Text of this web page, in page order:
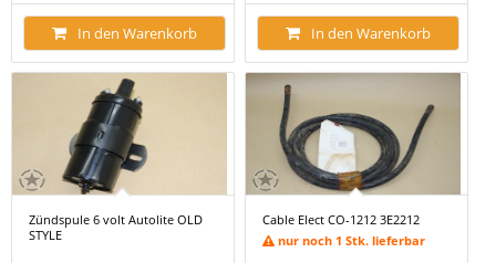
In den Warenkorb In den Warenkorb
Zündspule 6 volt Autolite OLD
STYLE
Cable Elect CO-1212 3E2212
nur noch 1 Stk. lieferbar